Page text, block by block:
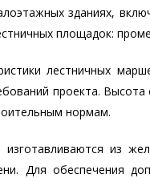
зданиях,
площадок:
лестничных
проекта.
нормам.
из
Для обеспечения